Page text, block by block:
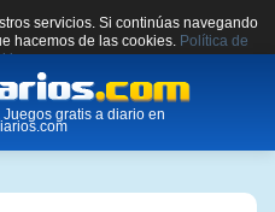
servicios. Si continúas navegando
hacemos de las cookies. Política de
gratis a diario en